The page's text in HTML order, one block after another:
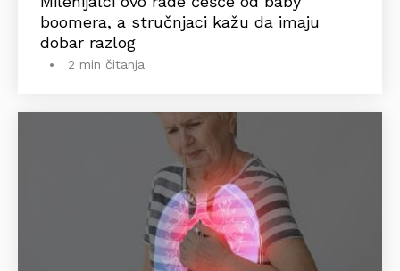
boomera, a stručnjaci kažu da imaju
dobar razlog
2 min čitanja